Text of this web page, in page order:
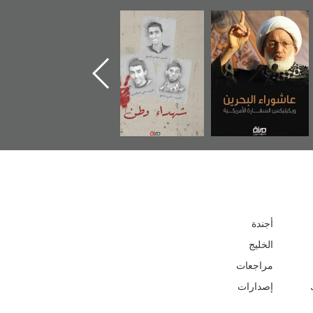
عاشوراء البحرين...
ويكيليكس السفارة
الأمريكية
شهداء وطن
أجندة
الخليج
مراجعات
إصدارات